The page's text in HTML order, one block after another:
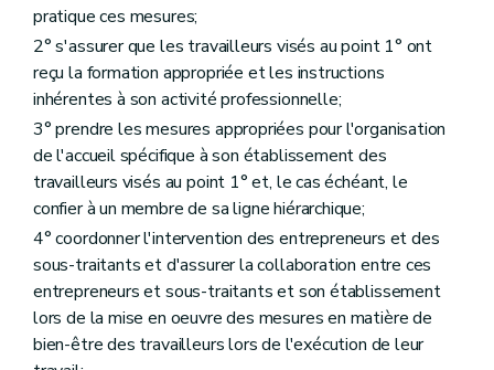
pratique ces mesures;
2° s'assurer que les travailleurs visés au point 1° ont
reçu la formation appropriée et les instructions
inhérentes à son activité professionnelle;
3° prendre les mesures appropriées pour l'organisation
de l'accueil spécifique à son établissement des
travailleurs visés au point 1° et, le cas échéant, le
confier à un membre de sa ligne hiérarchique;
4° coordonner l'intervention des entrepreneurs et des
sous-traitants et d'assurer la collaboration entre ces
entrepreneurs et sous-traitants et son établissement
lors de la mise en oeuvre des mesures en matière de
bien-être des travailleurs lors de l'exécution de leur